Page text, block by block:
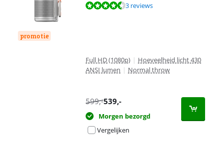
promotie
Beoordeling is 9,3 van de 10, gebaseerd op 3 reviews.
3 reviews
Full HD (1080p) | Hoeveelheid licht 430
ANSI lumen | Normal throw
599,-539,-
Morgen bezorgd
Vergelijken